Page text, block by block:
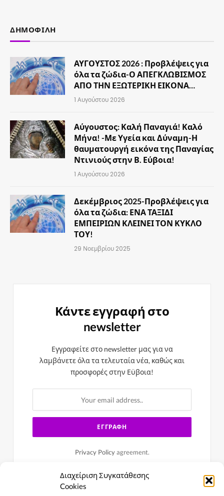
Διαχείριση Συγκατάθεσης
Cookies
ΔΗΜΟΦΙΛΉ
ΑΥΓΟΥΣΤΟΣ 2026 : Προβλέψεις για
όλα τα ζώδια-Ο ΑΠΕΓΚΛΩΒΙΣΜΟΣ
ΑΠΟ ΤΗΝ ΕΞΩΤΕΡΙΚΗ ΕΙΚΟΝΑ…
1 Αυγούστου 2026
Αύγουστος: Καλή Παναγιά! Καλό
Μήνα! -Με Υγεία και Δύναμη-Η
θαυματουργή εικόνα της Παναγίας
Ντινιούς στην Β. Εύβοια!
1 Αυγούστου 2026
Δεκέμβριος 2025-Προβλέψεις για
όλα τα ζώδια: ΕΝΑ ΤΑΞΙΔΙ
ΕΜΠΕΙΡΙΩΝ ΚΛΕΙΝΕΙ ΤΟΝ ΚΥΚΛΟ
ΤΟΥ!
29 Νοεμβρίου 2025
Κάντε εγγραφή στο
newsletter
Εγγραφείτε στο newsletter μας για να
λαμβάνετε όλα τα τελευταία νέα, καθώς και
προσφορές στην Εϋβοια!
Privacy Policyagreement.